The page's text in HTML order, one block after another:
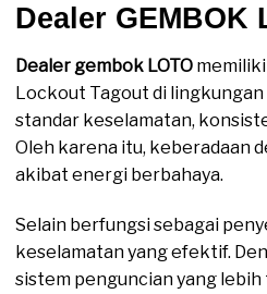
Dealer GEMBOK
Dealer gembok LOTO
Lockout Tagout di lingkungan
standar keselamatan,
Oleh karena itu, keberadaan
akibat energi berbahaya.
Selain berfungsi sebagai
keselamatan yang efektif.
sistem penguncian yang